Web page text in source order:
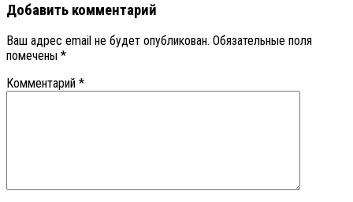
Добавить комментарий
Ваш адрес email не будет опубликован. Обязательные поля
помечены *
Комментарий *